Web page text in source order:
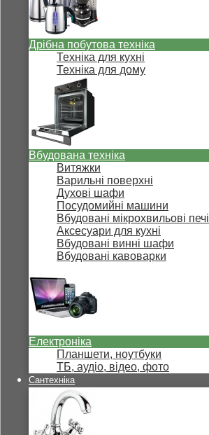
Дрібна побутова техніка
Техніка для кухні
Техніка для дому
Вбудована техніка
Витяжки
Варильні поверхні
Духові шафи
Посудомийні машини
Вбудовані мікрохвильові печі
Аксесуари для кухні
Вбудовані винні шафи
Вбудовані кавоварки
Електроніка
Планшети, ноутбуки
ТБ, аудіо, відео, фото
Сантехніка